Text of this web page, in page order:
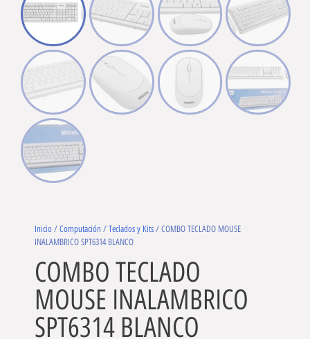
Inicio / Computación / Teclados y Kits / COMBO TECLADO MOUSE
INALAMBRICO SPT6314 BLANCO
COMBO TECLADO
MOUSE INALAMBRICO
SPT6314 BLANCO